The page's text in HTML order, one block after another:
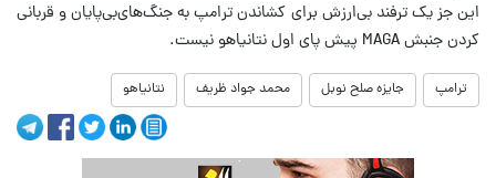
این جز یک ترفند بی‌ارزش برای کشاندن ترامپ به ‎جنگ‌های‌بی‌پایان و قربانی
کردن جنبش MAGA پیش پای ‎اول‌ نتانیاهو نیست.
ترامپ جایزه صلح نوبل محمد جواد ظریف نتانیاهو